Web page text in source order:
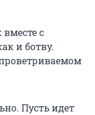
с
и ботву.
Пусть идет